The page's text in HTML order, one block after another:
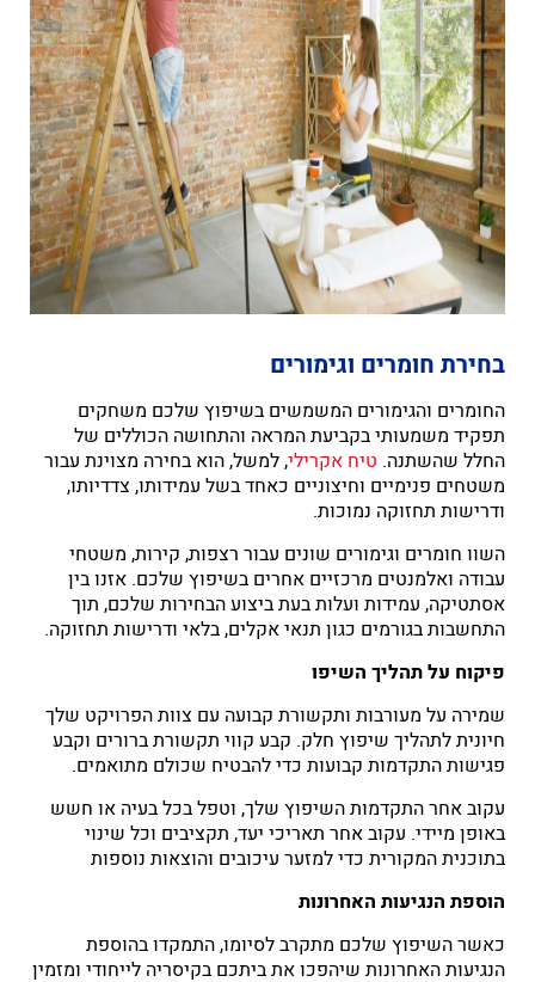
בחירת חומרים וגימורים
החומרים והגימורים המשמשים בשיפוץ שלכם משחקים
תפקיד משמעותי בקביעת המראה והתחושה הכוללים של
החלל שהשתנה. טיח אקרילי, למשל, הוא בחירה מצוינת עבור
משטחים פנימיים וחיצוניים כאחד בשל עמידותו, צדדיותו,
ודרישות תחזוקה נמוכות.
השוו חומרים וגימורים שונים עבור רצפות, קירות, משטחי
עבודה ואלמנטים מרכזיים אחרים בשיפוץ שלכם. אזנו בין
אסתטיקה, עמידות ועלות בעת ביצוע הבחירות שלכם, תוך
התחשבות בגורמים כגון תנאי אקלים, בלאי ודרישות תחזוקה.
פיקוח על תהליך השיפו
שמירה על מעורבות ותקשורת קבועה עם צוות הפרויקט שלך
חיונית לתהליך שיפוץ חלק. קבע קווי תקשורת ברורים וקבע
פגישות התקדמות קבועות כדי להבטיח שכולם מתואמים.
עקוב אחר התקדמות השיפוץ שלך, וטפל בכל בעיה או חשש
באופן מיידי. עקוב אחר תאריכי יעד, תקציבים וכל שינוי
בתוכנית המקורית כדי למזער עיכובים והוצאות נוספות
הוספת הנגיעות האחרונות
כאשר השיפוץ שלכם מתקרב לסיומו, התמקדו בהוספת
הנגיעות האחרונות שיהפכו את ביתכם בקיסריה לייחודי ומזמין